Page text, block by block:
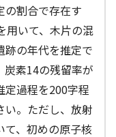
の割合で存在す
用いて、木片の混
跡の年代を推定で
炭素14の残留率が
定過程を200字程
い。ただし、放射
て、初めの原子核